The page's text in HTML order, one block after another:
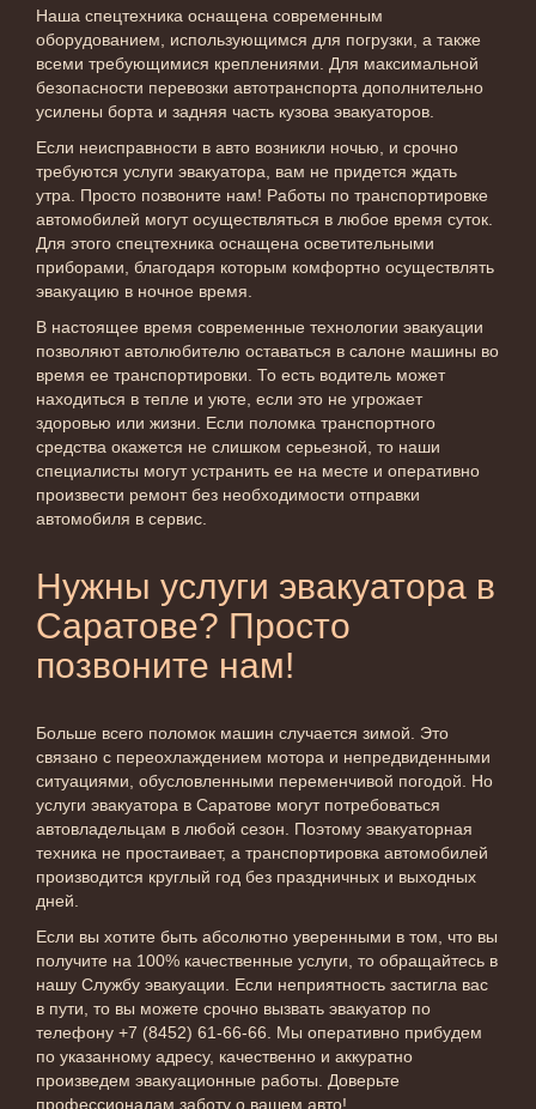
Наша спецтехника оснащена современным
оборудованием, использующимся для погрузки, а также
всеми требующимися креплениями. Для максимальной
безопасности перевозки автотранспорта дополнительно
усилены борта и задняя часть кузова эвакуаторов.
Если неисправности в авто возникли ночью, и срочно
требуются услуги эвакуатора, вам не придется ждать
утра. Просто позвоните нам! Работы по транспортировке
автомобилей могут осуществляться в любое время суток.
Для этого спецтехника оснащена осветительными
приборами, благодаря которым комфортно осуществлять
эвакуацию в ночное время.
В настоящее время современные технологии эвакуации
позволяют автолюбителю оставаться в салоне машины во
время ее транспортировки. То есть водитель может
находиться в тепле и уюте, если это не угрожает
здоровью или жизни. Если поломка транспортного
средства окажется не слишком серьезной, то наши
специалисты могут устранить ее на месте и оперативно
произвести ремонт без необходимости отправки
автомобиля в сервис.
Нужны услуги эвакуатора в
Саратове? Просто
позвоните нам!
Больше всего поломок машин случается зимой. Это
связано с переохлаждением мотора и непредвиденными
ситуациями, обусловленными переменчивой погодой. Но
услуги эвакуатора в Саратове могут потребоваться
автовладельцам в любой сезон. Поэтому эвакуаторная
техника не простаивает, а транспортировка автомобилей
производится круглый год без праздничных и выходных
дней.
Если вы хотите быть абсолютно уверенными в том, что вы
получите на 100% качественные услуги, то обращайтесь в
нашу Службу эвакуации. Если неприятность застигла вас
в пути, то вы можете срочно вызвать эвакуатор по
телефону +7 (8452) 61-66-66. Мы оперативно прибудем
по указанному адресу, качественно и аккуратно
произведем эвакуационные работы. Доверьте
профессионалам заботу о вашем авто!